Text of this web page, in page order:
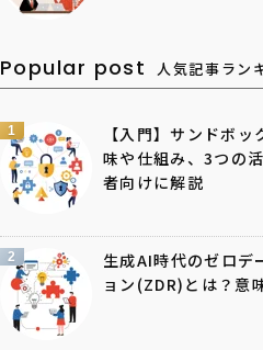
Popular post 人気記事ラン
1
【入門】サンドボッ
味や仕組み、3つの
者向けに解説
2
生成AI時代のゼロデ
ョン(ZDR)とは？意